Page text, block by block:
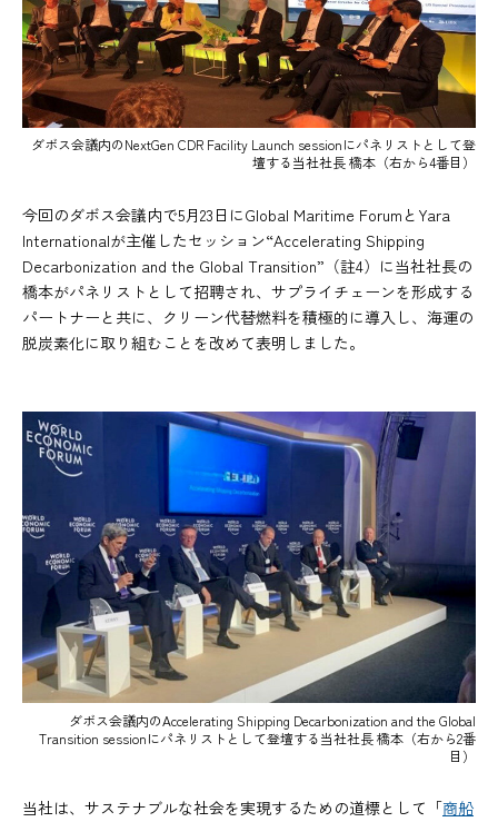
ダボス会議内のNextGen CDR Facility Launch sessionにパネリストとして登
壇する当社社長 橋本（右から4番目）
今回のダボス会議内で5月23日にGlobal Maritime ForumとYara
Internationalが主催したセッション“Accelerating Shipping
Decarbonization and the Global Transition”（註4）に当社社長の
橋本がパネリストとして招聘され、サプライチェーンを形成する
パートナーと共に、クリーン代替燃料を積極的に導入し、海運の
脱炭素化に取り組むことを改めて表明しました。
ダボス会議内のAccelerating Shipping Decarbonization and the Global
Transition sessionにパネリストとして登壇する当社社長 橋本（右から2番
目）
当社は、サステナブルな社会を実現するための道標として「商船